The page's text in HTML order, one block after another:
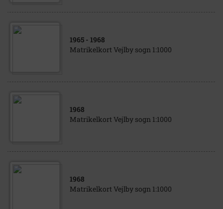
1965 - 1968
Matrikelkort Vejlby sogn 1:1000
1968
Matrikelkort Vejlby sogn 1:1000
1968
Matrikelkort Vejlby sogn 1:1000